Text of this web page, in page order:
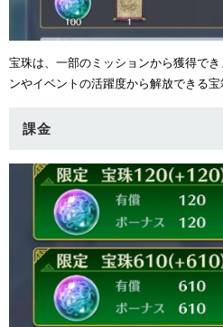
宝珠は、一部のミッションから獲得で
ンやイベントの活躍度から解放できる宝
課金